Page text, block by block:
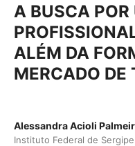
A BUSCA
ALÉM DA
MERCADO DE
Alessandra Acioli
Instituto Federal de Sergipe